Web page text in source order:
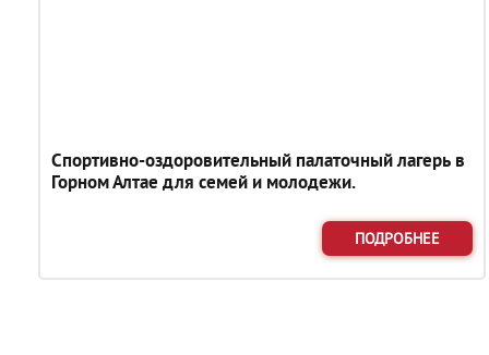
Спортивно-оздоровительный палаточный лагерь в
Горном Алтае для семей и молодежи.
ПОДРОБНЕЕ